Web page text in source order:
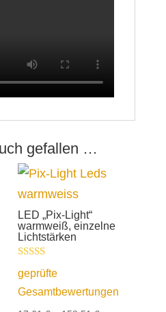
gefallen …
LED „Pix-Light“
warmweiß, einzelne
Lichtstärken
Bewertet mit
5.00
von 5
geprüfte
Gesamtbewertungen